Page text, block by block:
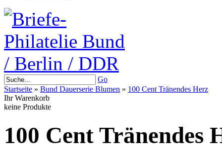
Go
Startseite » Bund Dauerserie Blumen » 100 Cent Tränendes Herz
Ihr Warenkorb
keine Produkte
100 Cent Tränendes